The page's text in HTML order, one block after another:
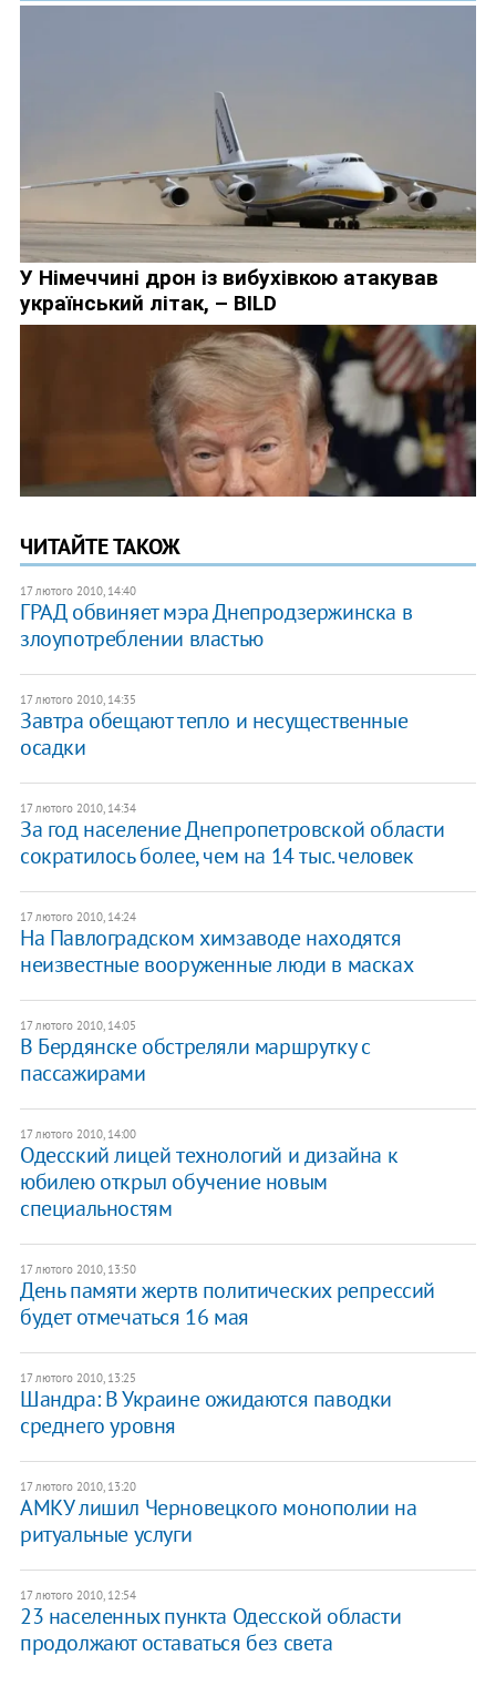
ЧИТАЙТЕ ТАКОЖ
17 лютого 2010, 14:40
ГРАД обвиняет мэра Днепродзержинска в
злоупотреблении властью
17 лютого 2010, 14:35
Завтра обещают тепло и несущественные
осадки
17 лютого 2010, 14:34
За год население Днепропетровской области
сократилось более, чем на 14 тыс. человек
17 лютого 2010, 14:24
На Павлоградском химзаводе находятся
неизвестные вооруженные люди в масках
17 лютого 2010, 14:05
В Бердянске обстреляли маршрутку с
пассажирами
17 лютого 2010, 14:00
Одесский лицей технологий и дизайна к
юбилею открыл обучение новым
специальностям
17 лютого 2010, 13:50
День памяти жертв политических репрессий
будет отмечаться 16 мая
17 лютого 2010, 13:25
Шандра: В Украине ожидаются паводки
среднего уровня
17 лютого 2010, 13:20
АМКУ лишил Черновецкого монополии на
ритуальные услуги
17 лютого 2010, 12:54
23 населенных пункта Одесской области
продолжают оставаться без света